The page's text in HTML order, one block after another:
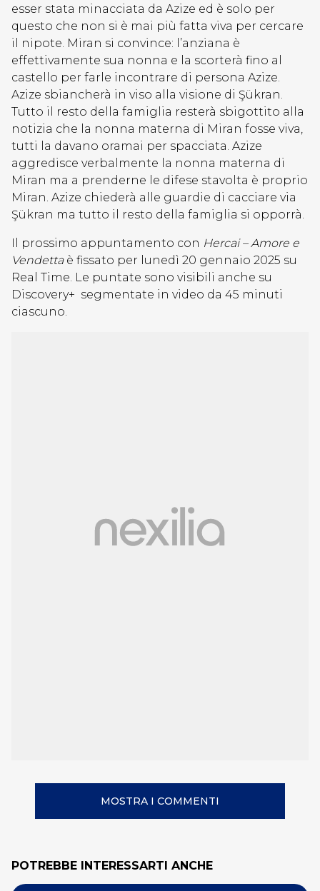
esser stata minacciata da Azize ed è solo per
questo che non si è mai più fatta viva per cercare
il nipote. Miran si convince: l’anziana è
effettivamente sua nonna e la scorterà fino al
castello per farle incontrare di persona Azize.
Azize sbiancherà in viso alla visione di Şükran.
Tutto il resto della famiglia resterà sbigottito alla
notizia che la nonna materna di Miran fosse viva,
tutti la davano oramai per spacciata. Azize
aggredisce verbalmente la nonna materna di
Miran ma a prenderne le difese stavolta è proprio
Miran. Azize chiederà alle guardie di cacciare via
Şükran ma tutto il resto della famiglia si opporrà.
Il prossimo appuntamento con Hercai – Amore e
Vendettaè fissato per lunedì 20 gennaio 2025 su
Real Time. Le puntate sono visibili anche su
Discovery+ segmentate in video da 45 minuti
ciascuno.
MOSTRA I COMMENTI
POTREBBE INTERESSARTI ANCHE